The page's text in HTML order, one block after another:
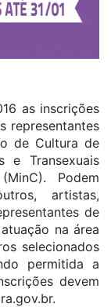
as inscrições
representantes
de Cultura de
e Transexuais
Podem
artistas,
de
na área
selecionados
permitida a
devem
.